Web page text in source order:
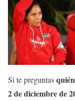
Si te preguntas
2 de diciembrede